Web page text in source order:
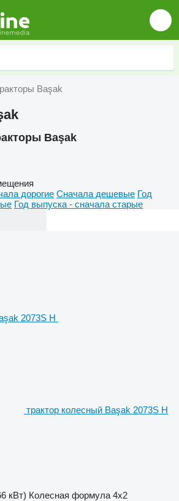
Başak
Başak
дорогие Сначала дешевые Год
Год выпуска - сначала старые
трактор колесный Başak 2073S H
кВт) Колесная формула 4x2